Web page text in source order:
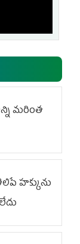
మరింత
హక్కును